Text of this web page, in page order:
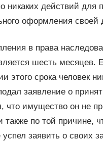
никаких действий для
оформления своей
в права
шесть месяцев.
этого срока человек
заявление о
что имущество он не
также по той причине,
заявить о своих